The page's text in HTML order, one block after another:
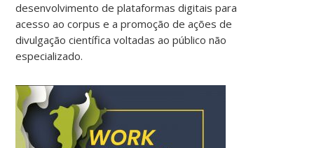
desenvolvimento de plataformas digitais para
acesso ao corpus e a promoção de ações de
divulgação científica voltadas ao público não
especializado.